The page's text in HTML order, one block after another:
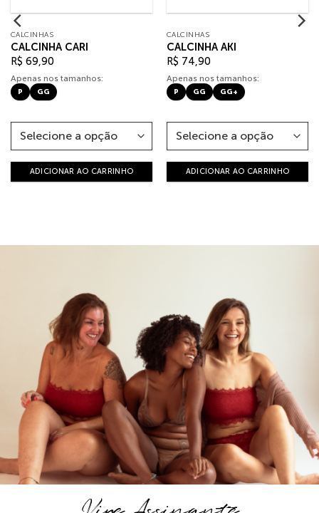
CALCINHAS
CALCINHA CARI
R$ 69,90
Apenas nos tamanhos:
P GG
ADICIONAR AO CARRINHO
CALCINHAS
CALCINHA AKI
R$ 74,90
Apenas nos tamanhos:
P GG GG+
ADICIONAR AO CARRINHO